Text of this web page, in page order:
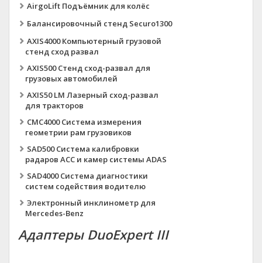
AirgoLift Подъёмник для колёс
Балансировочный стенд Securo1300
AXIS4000 Компьютерный грузовой
стенд сход развал
AXIS500 Стенд сход-развал для
грузовых автомобилей
AXIS50 LM Лазерный сход-развал
для тракторов
CMC4000 Система измерения
геометрии рам грузовиков
SAD500 Система калибровки
радаров ACC и камер системы ADAS
SAD4000 Система диагностики
систем содействия водителю
Электронный инклинометр для
Mercedes-Benz
Адаптеры DuoExpert III